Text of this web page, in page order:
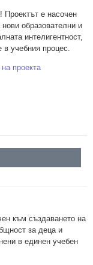
Проектът е насочен
образователни и
интелигентност,
в учебния процес.
проекта
към създаването на
за деца и
в единен учебен